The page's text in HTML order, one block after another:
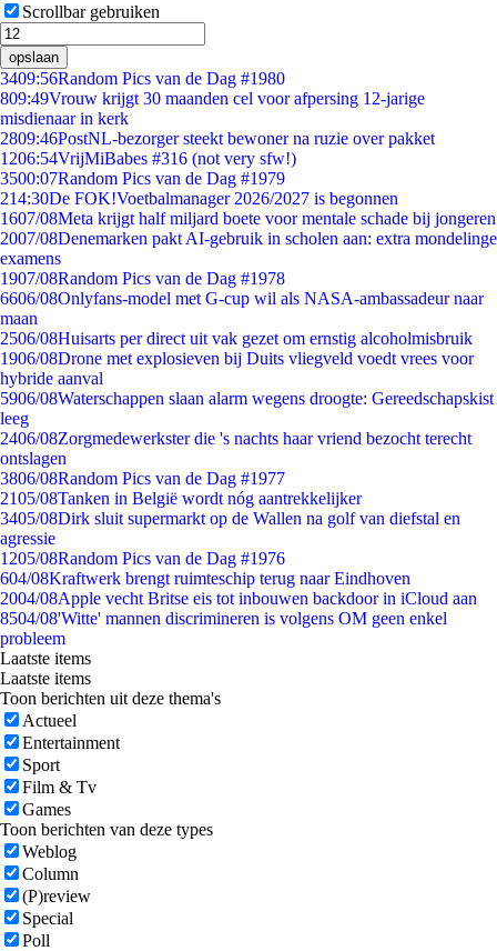
Scrollbar gebruiken
opslaan
3409:56Random Pics van de Dag #1980
809:49Vrouw krijgt 30 maanden cel voor afpersing 12-jarige
misdienaar in kerk
2809:46PostNL-bezorger steekt bewoner na ruzie over pakket
1206:54VrijMiBabes #316 (not very sfw!)
3500:07Random Pics van de Dag #1979
214:30De FOK!Voetbalmanager 2026/2027 is begonnen
1607/08Meta krijgt half miljard boete voor mentale schade bij jongeren
2007/08Denemarken pakt AI-gebruik in scholen aan: extra mondelinge
examens
1907/08Random Pics van de Dag #1978
6606/08Onlyfans-model met G-cup wil als NASA-ambassadeur naar
maan
2506/08Huisarts per direct uit vak gezet om ernstig alcoholmisbruik
1906/08Drone met explosieven bij Duits vliegveld voedt vrees voor
hybride aanval
5906/08Waterschappen slaan alarm wegens droogte: Gereedschapskist
leeg
2406/08Zorgmedewerkster die 's nachts haar vriend bezocht terecht
ontslagen
3806/08Random Pics van de Dag #1977
2105/08Tanken in België wordt nóg aantrekkelijker
3405/08Dirk sluit supermarkt op de Wallen na golf van diefstal en
agressie
1205/08Random Pics van de Dag #1976
604/08Kraftwerk brengt ruimteschip terug naar Eindhoven
2004/08Apple vecht Britse eis tot inbouwen backdoor in iCloud aan
8504/08'Witte' mannen discrimineren is volgens OM geen enkel
probleem
Laatste items
Laatste items
Toon berichten uit deze thema's
Actueel
Entertainment
Sport
Film & Tv
Games
Toon berichten van deze types
Weblog
Column
(P)review
Special
Poll